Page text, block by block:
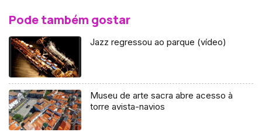
Pode também gostar
Jazz regressou ao parque (vídeo)
Museu de arte sacra abre acesso à
torre avista-navios